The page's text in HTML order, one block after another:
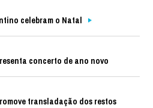
celebram o Natal
concerto de ano novo
transladação dos restos